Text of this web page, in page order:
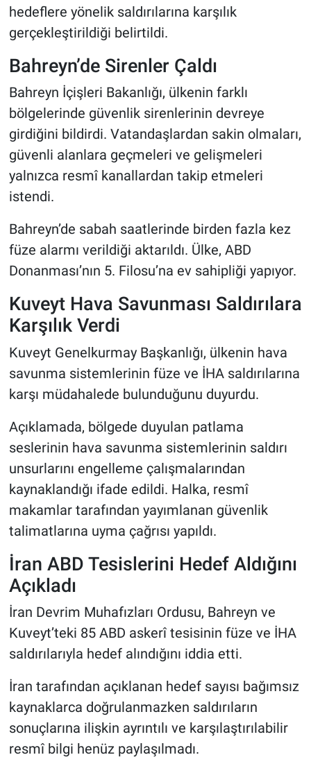
hedeflere yönelik saldırılarına karşılık
gerçekleştirildiği belirtildi.
Bahreyn’de Sirenler Çaldı
Bahreyn İçişleri Bakanlığı, ülkenin farklı
bölgelerinde güvenlik sirenlerinin devreye
girdiğini bildirdi. Vatandaşlardan sakin olmaları,
güvenli alanlara geçmeleri ve gelişmeleri
yalnızca resmî kanallardan takip etmeleri
istendi.
Bahreyn’de sabah saatlerinde birden fazla kez
füze alarmı verildiği aktarıldı. Ülke, ABD
Donanması’nın 5. Filosu’na ev sahipliği yapıyor.
Kuveyt Hava Savunması Saldırılara
Karşılık Verdi
Kuveyt Genelkurmay Başkanlığı, ülkenin hava
savunma sistemlerinin füze ve İHA saldırılarına
karşı müdahalede bulunduğunu duyurdu.
Açıklamada, bölgede duyulan patlama
seslerinin hava savunma sistemlerinin saldırı
unsurlarını engelleme çalışmalarından
kaynaklandığı ifade edildi. Halka, resmî
makamlar tarafından yayımlanan güvenlik
talimatlarına uyma çağrısı yapıldı.
İran ABD Tesislerini Hedef Aldığını
Açıkladı
İran Devrim Muhafızları Ordusu, Bahreyn ve
Kuveyt’teki 85 ABD askerî tesisinin füze ve İHA
saldırılarıyla hedef alındığını iddia etti.
İran tarafından açıklanan hedef sayısı bağımsız
kaynaklarca doğrulanmazken saldırıların
sonuçlarına ilişkin ayrıntılı ve karşılaştırılabilir
resmî bilgi henüz paylaşılmadı.